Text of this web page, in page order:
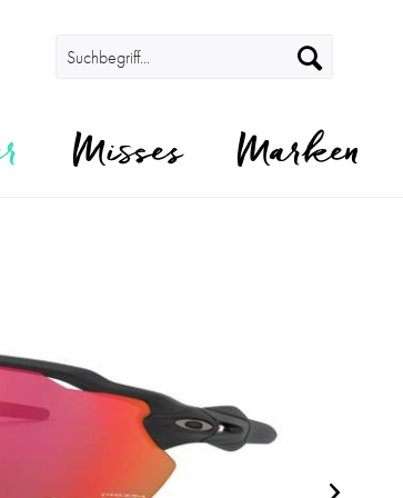
Misses Marken